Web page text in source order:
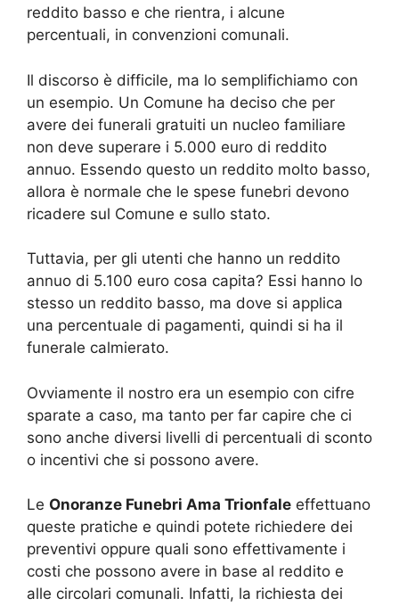
reddito basso e che rientra, i alcune
percentuali, in convenzioni comunali.
Il discorso è difficile, ma lo semplifichiamo con
un esempio. Un Comune ha deciso che per
avere dei funerali gratuiti un nucleo familiare
non deve superare i 5.000 euro di reddito
annuo. Essendo questo un reddito molto basso,
allora è normale che le spese funebri devono
ricadere sul Comune e sullo stato.
Tuttavia, per gli utenti che hanno un reddito
annuo di 5.100 euro cosa capita? Essi hanno lo
stesso un reddito basso, ma dove si applica
una percentuale di pagamenti, quindi si ha il
funerale calmierato.
Ovviamente il nostro era un esempio con cifre
sparate a caso, ma tanto per far capire che ci
sono anche diversi livelli di percentuali di sconto
o incentivi che si possono avere.
Le Onoranze Funebri Ama Trionfale effettuano
queste pratiche e quindi potete richiedere dei
preventivi oppure quali sono effettivamente i
costi che possono avere in base al reddito e
alle circolari comunali. Infatti, la richiesta dei